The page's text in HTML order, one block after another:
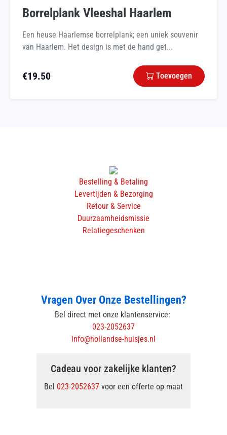
Borrelplank Vleeshal Haarlem
Een heuse Haarlemse borrelplank; een uniek souvenir
van Haarlem. Het design is met de hand get...
€19.50 Toevoegen
Bestelling & Betaling
Levertijden & Bezorging
Retour & Service
Duurzaamheidsmissie
Relatiegeschenken
Vragen Over Onze Bestellingen?
Bel direct met onze klantenservice:
023-2052637
info@hollandse-huisjes.nl
Cadeau voor zakelijke klanten?
Bel 023-2052637 voor een offerte op maat